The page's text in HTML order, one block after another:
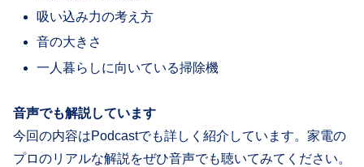
吸い込み力の考え方
音の大きさ
一人暮らしに向いている掃除機
音声でも解説しています
今回の内容はPodcastでも詳しく紹介しています。家電の
プロのリアルな解説をぜひ音声でも聴いてみてください。